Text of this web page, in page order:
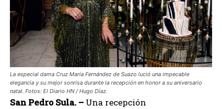
La especial dama Cruz María Fernández de Suazo lució una impecable
elegancia y su mejor sonrisa durante la recepción en honor a su aniversario
natal. Fotos: El Diario HN / Hugo Díaz.
San Pedro Sula. – Una recepción